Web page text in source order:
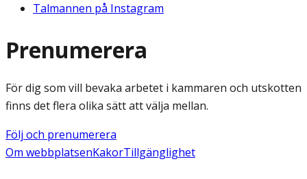
Talmannen på Instagram
Prenumerera
För dig som vill bevaka arbetet i kammaren och utskotten
finns det flera olika sätt att välja mellan.
Följ och prenumerera
Om webbplatsenKakorTillgänglighet